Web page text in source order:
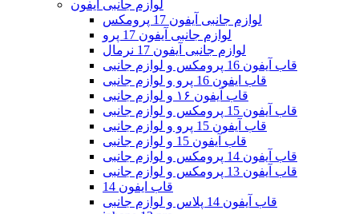
لوازم جانبی آیفون
لوازم جانبی آیفون 17 پرومکس
لوازم جانبی آیفون 17 پرو
لوازم جانبی آیفون 17 نرمال
قاب آیفون 16 پرومکس و لوازم جانبی
قاب ایفون 16 پرو و لوازم جانبی
قاب آیفون ۱۶ و لوازم جانبی
قاب آیفون 15 پرومکس و لوازم جانبی
قاب آیفون 15 پرو و لوازم جانبی
قاب آیفون 15 و لوازم جانبی
قاب آیفون 14 پرومکس و لوازم جانبی
قاب آیفون 13 پرومکس و لوازم جانبی
قاب ایفون 14
قاب آیفون 14 پلاس و لوازم جانبی